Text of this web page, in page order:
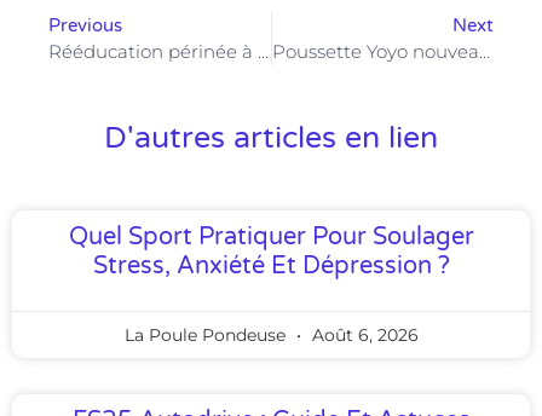
Previous Next
D'autres articles en lien
Quel Sport Pratiquer Pour Soulager
Stress, Anxiété Et Dépression ?
La Poule Pondeuse Août 6, 2026